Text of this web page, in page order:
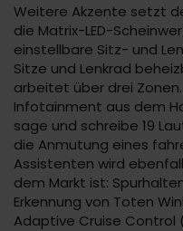
Weitere Akzente setzt
die Matrix-LED-
einstellbare Sitz- und
Sitze und Lenkrad
arbeitet über drei
Infotainment aus dem
sage und schreibe 19
die Anmutung eines
Assistenten wird
dem Markt ist:
Erkennung von Toten
Adaptive Cruise Control